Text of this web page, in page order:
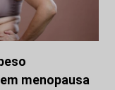
menopausa